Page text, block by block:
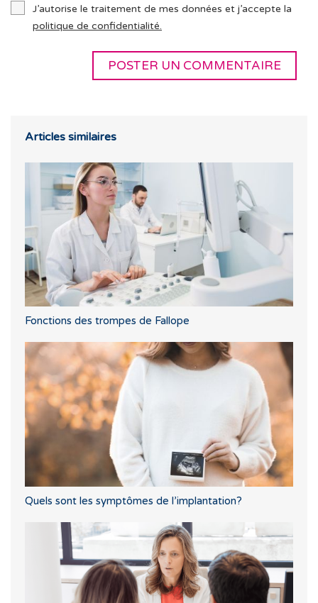
J’autorise le traitement de mes données et j’accepte la
politique de confidentialité.
Articles similaires
Fonctions des trompes de Fallope
Quels sont les symptômes de l’implantation?